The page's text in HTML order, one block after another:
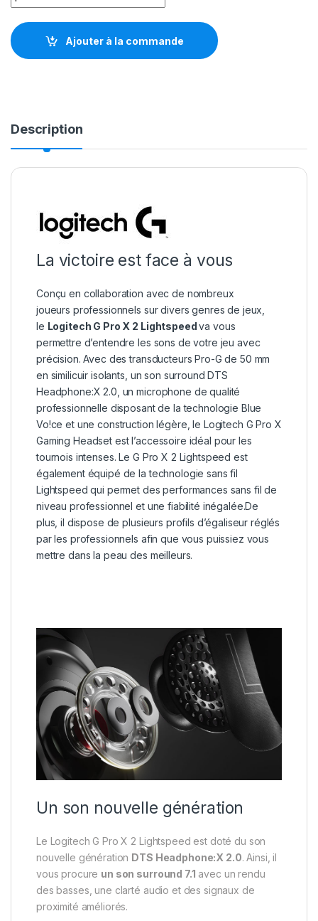
Ajouter à la commande
Description
La victoire est face à vous
Conçu en collaboration avec de nombreux
joueurs professionnels sur divers genres de jeux,
le Logitech G Pro X 2 Lightspeedva vous
permettre d’entendre les sons de votre jeu avec
précision. Avec des transducteurs Pro-G de 50 mm
en similicuir isolants, un son surround DTS
Headphone:X 2.0, un microphone de qualité
professionnelle disposant de la technologie Blue
Vo!ce et une construction légère, le Logitech G Pro X
Gaming Headset est l’accessoire idéal pour les
tournois intenses. Le G Pro X 2 Lightspeed est
également équipé de la technologie sans fil
Lightspeed qui permet des performances sans fil de
niveau professionnel et une fiabilité inégalée.De
plus, il dispose de plusieurs profils d’égaliseur réglés
par les professionnels afin que vous puissiez vous
mettre dans la peau des meilleurs.
Un son nouvelle génération
Le Logitech G Pro X 2 Lightspeed est doté du son
nouvelle génération DTS Headphone:X 2.0. Ainsi, il
vous procure un son surround 7.1 avec un rendu
des basses, une clarté audio et des signaux de
proximité améliorés.